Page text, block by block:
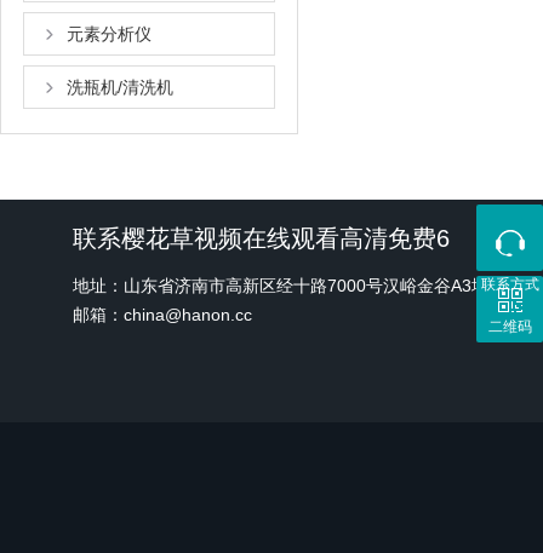
元素分析仪
洗瓶机/清洗机
联系樱花草视频在线观看高清免费6
地址：山东省济南市高新区经十路7000号汉峪金谷A3地块1号
邮箱：china@hanon.cc
联系方式
二维码